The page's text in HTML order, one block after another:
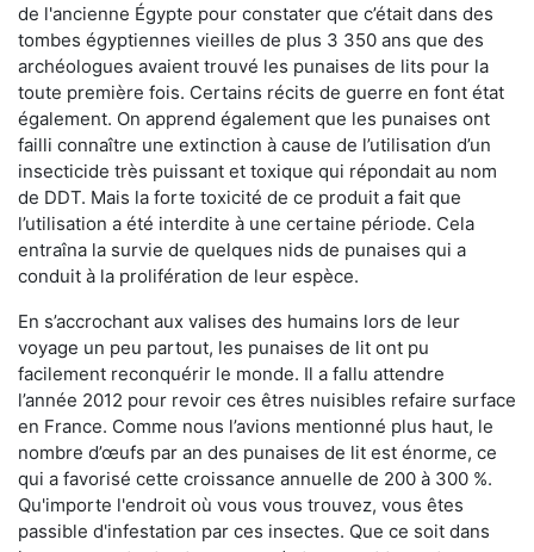
de l'ancienne Égypte pour constater que c’était dans des
tombes égyptiennes vieilles de plus 3 350 ans que des
archéologues avaient trouvé les punaises de lits pour la
toute première fois. Certains récits de guerre en font état
également. On apprend également que les punaises ont
failli connaître une extinction à cause de l’utilisation d’un
insecticide très puissant et toxique qui répondait au nom
de DDT. Mais la forte toxicité de ce produit a fait que
l’utilisation a été interdite à une certaine période. Cela
entraîna la survie de quelques nids de punaises qui a
conduit à la prolifération de leur espèce.
En s’accrochant aux valises des humains lors de leur
voyage un peu partout, les punaises de lit ont pu
facilement reconquérir le monde. Il a fallu attendre
l’année 2012 pour revoir ces êtres nuisibles refaire surface
en France. Comme nous l’avions mentionné plus haut, le
nombre d’œufs par an des punaises de lit est énorme, ce
qui a favorisé cette croissance annuelle de 200 à 300 %.
Qu'importe l'endroit où vous vous trouvez, vous êtes
passible d'infestation par ces insectes. Que ce soit dans